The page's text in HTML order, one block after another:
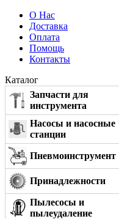
О Нас
Доставка
Оплата
Помощь
Контакты
Каталог
Запчасти для
инструмента
Насосы и насосные
станции
Пневмоинструмент
Принадлежности
Пылесосы и
пылеудаление